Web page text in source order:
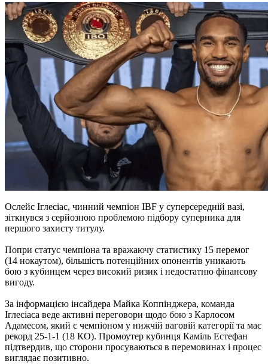
Ослейс Іглесіас, чинний чемпіон IBF у суперсередній вазі,
зіткнувся з серйозною проблемою підбору суперника для
першого захисту титулу.
Попри статус чемпіона та вражаючу статистику 15 перемог
(14 нокаутом), більшість потенційних опонентів уникають
бою з кубинцем через високий ризик і недостатню фінансову
вигоду.
За інформацією інсайдера Майка Коппінджера, команда
Іглесіаса веде активні переговори щодо бою з Карлосом
Адамесом, який є чемпіоном у нижчій ваговій категорії та має
рекорд 25-1-1 (18 КО). Промоутер кубинця Каміль Естефан
підтвердив, що сторони просуваються в перемовинах і процес
виглядає позитивно.